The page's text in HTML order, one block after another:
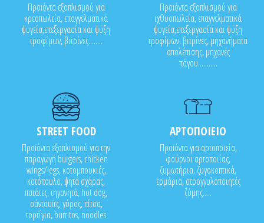
Προϊόντα εξοπλισμού για
κρεοπωλεία, επαγγελματικά
ψυγεία,επεξεργασία και ψύξη
τροφίμων, βιτρίνες........
Προϊόντα εξοπλισμού για
ιχθυοπωλεία, επαγγελματικά
ψυγεία,επεξεργασία και ψύξη
τροφίμων, βιτρίνες, μηχανήματα
απολέπισης, μηχανές
πάγου...........
STREET FOOD
Προϊόντα εξοπλισμού για την
παραγωγή burgers, chicken
wings/legs, κοτομπουκιές,
κοτόπουλο, ψητά σχάρας,
πατάτες, τηγανητά, hot dog,
σάντουϊτς, γύρος, πίτσα,
τορτίγια, burritos, noodles
ΑΡΤΟΠΟΙΕΙΟ
Προϊόντα για αρτοποιεία,
φούρνοι αρτοποιίας,
ζυμωτήρια, ζυγοκοπτικά,
ερμάρια, στρογγυλοποιητές
ζύμης.....